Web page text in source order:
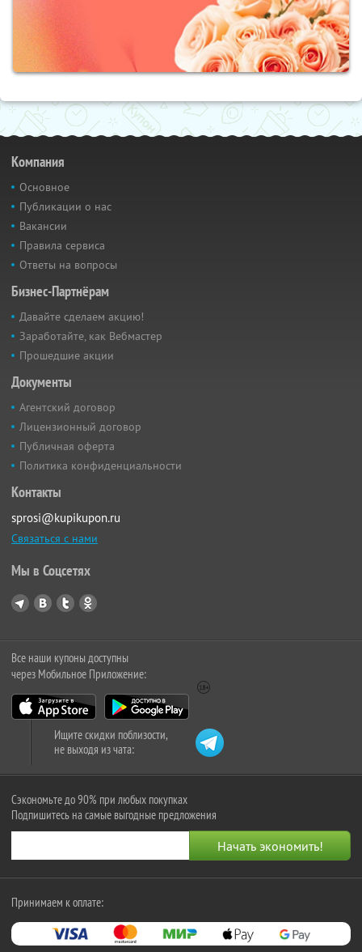
Компания
Основное
Публикации о нас
Вакансии
Правила сервиса
Ответы на вопросы
Бизнес-Партнёрам
Давайте сделаем акцию!
Заработайте, как Вебмастер
Прошедшие акции
Документы
Агентский договор
Лицензионный договор
Публичная оферта
Политика конфиденциальности
Контакты
sprosi@kupikupon.ru
Связаться с нами
Мы в Соцсетях
Все наши купоны доступны
через Мобильное Приложение:
Ищите скидки поблизости,
не выходя из чата:
Сэкономьте до 90% при любых покупках
Подпишитесь на самые выгодные предложения
Принимаем к оплате: